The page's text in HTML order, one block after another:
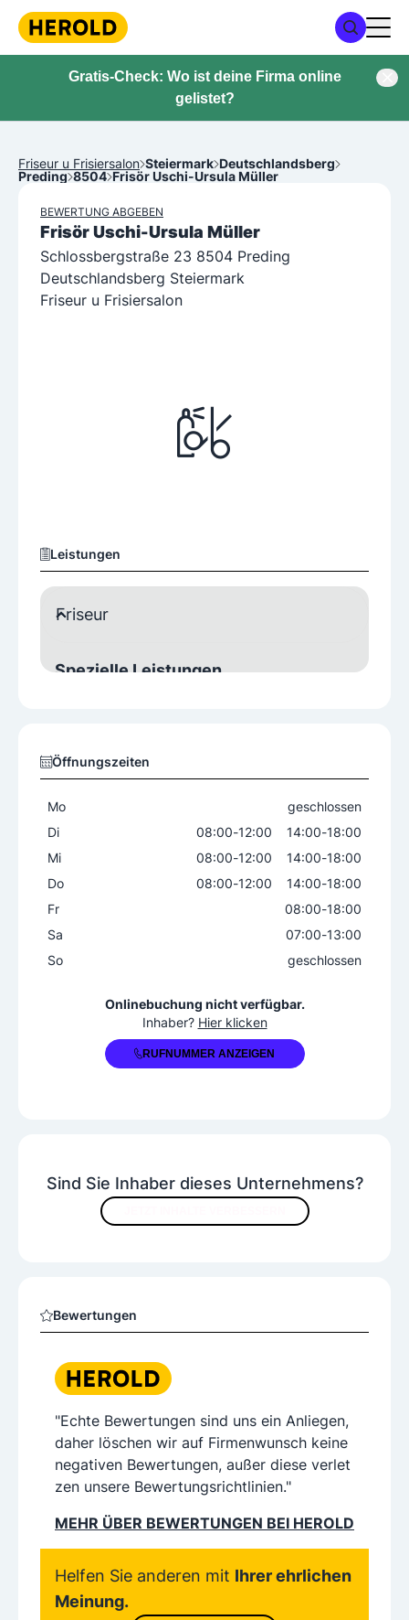
Gratis-Check: Wo ist deine Firma online
gelistet?
Friseur u Frisiersalon Steiermark Deutschlandsberg
Preding 8504 Frisör Uschi-Ursula Müller
BEWERTUNG ABGEBEN
Frisör Uschi-Ursula Müller
Schlossbergstraße 23 8504 Preding
Deutschlandsberg Steiermark
Friseur u Frisiersalon
Leistungen
Friseur
Spezielle Leistungen
Sind Sie Inhaber dieses Unternehmens?
Bewertungen
"Echte Bewertungen sind uns ein Anliegen,
daher löschen wir auf Firmenwunsch keine
negativen Bewertungen, außer diese verlet
zen unsere Bewertungsrichtlinien."
MEHR ÜBER BEWERTUNGEN BEI HEROLD
Helfen Sie anderen mit Ihrer ehrlichen
Meinung.
Öffnungszeiten
Mo
geschlossen
Di
08:00-12:00 14:00-18:00
Mi
08:00-12:00 14:00-18:00
Do
08:00-12:00 14:00-18:00
Fr
08:00-18:00
Sa
07:00-13:00
So
geschlossen
Onlinebuchung nicht verfügbar.
Inhaber? Hier klicken
+43 3185 2455
RUFNUMMER ANZEIGEN